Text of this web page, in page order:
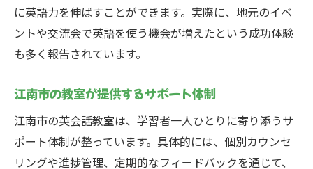
に英語力を伸ばすことができます。実際に、地元のイベ
ントや交流会で英語を使う機会が増えたという成功体験
も多く報告されています。
江南市の教室が提供するサポート体制
江南市の英会話教室は、学習者一人ひとりに寄り添うサ
ポート体制が整っています。具体的には、個別カウンセ
リングや進捗管理、定期的なフィードバックを通じて、